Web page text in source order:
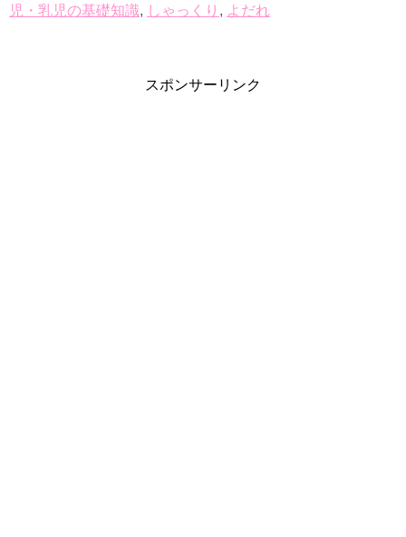
児・乳児の基礎知識, しゃっくり , よだれ
スポンサーリンク